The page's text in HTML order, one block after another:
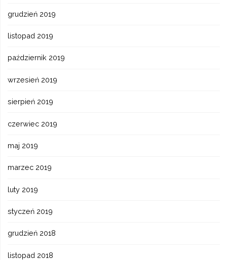
grudzień 2019
listopad 2019
październik 2019
wrzesień 2019
sierpień 2019
czerwiec 2019
maj 2019
marzec 2019
luty 2019
styczeń 2019
grudzień 2018
listopad 2018